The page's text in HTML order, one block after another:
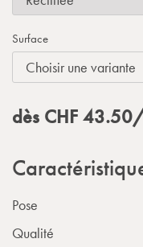
Surface
dès CHF43.50
Pose
Qualité